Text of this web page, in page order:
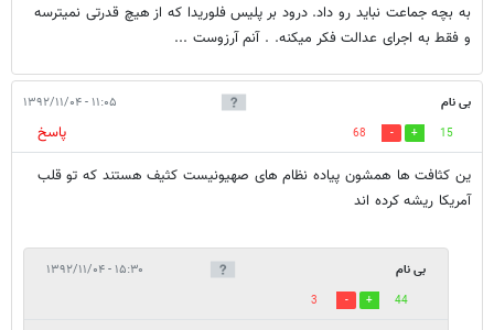
به بچه جماعت نباید رو داد. درود بر پلیس فلوریدا که از هیچ قدرتی نمیترسه
و فقط به اجرای عدالت فکر میکنه. . آنم آرزوست ...
بی نام ۱۱:۰۵ - ۱۳۹۲/۱۱/۰۴
15
68
پاسخ
ین کثافت ها همشون پیاده نظام های صهیونیست کثیف هستند که تو قلب
آمریکا ریشه کرده اند
بی نام ۱۵:۳۰ - ۱۳۹۲/۱۱/۰۴
44
3